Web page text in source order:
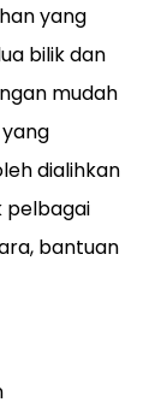
yang
bilik dan
mudah
dialihkan
pelbagai
bantuan